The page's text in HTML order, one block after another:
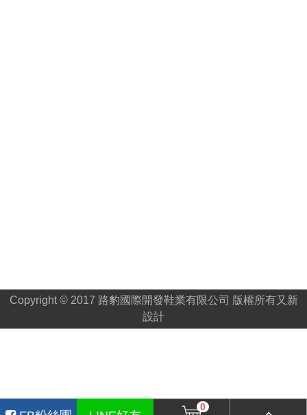
Copyright © 2017 路豹國際開發鞋業有限公司 版權所有又新
設計
0